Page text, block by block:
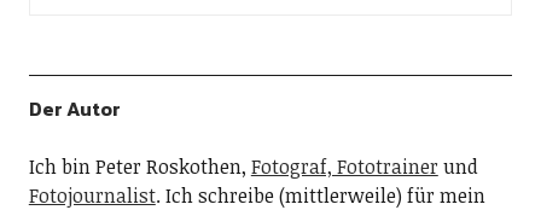
Der Autor
Ich bin Peter Roskothen, Fotograf, Fototrainer und
Fotojournalist. Ich schreibe (mittlerweile) für mein